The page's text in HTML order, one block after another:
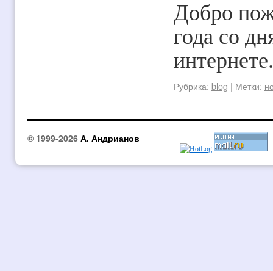
Добро
года со
интернете.
Рубрика: blog | Метки:
© 1999-2026 А. Андрианов